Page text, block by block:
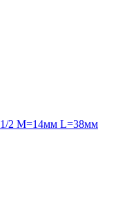
1/2 М=14мм L=38мм